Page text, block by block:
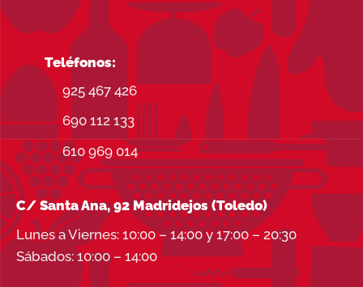
Teléfonos:
925 467 426
690 112 133
610 969 014
C/ Santa Ana, 92 Madridejos (Toledo)
Lunes a Viernes: 10:00 – 14:00 y 17:00 – 20:30
Sábados: 10:00 – 14:00